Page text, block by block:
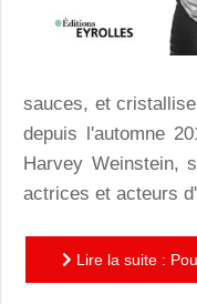
sauces, et
depuis l'automne
Harvey Weinstein,
actrices et acteurs
Lire la suite :